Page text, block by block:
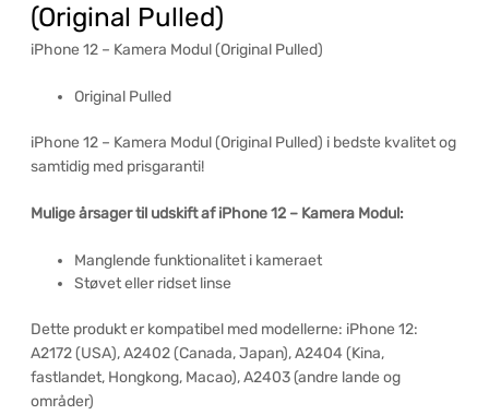
(Original Pulled)
iPhone 12 – Kamera Modul (Original Pulled)
Original Pulled
iPhone 12 – Kamera Modul (Original Pulled) i bedste kvalitet og
samtidig med prisgaranti!
Mulige årsager til udskift af iPhone 12 – Kamera Modul:
Manglende funktionalitet i kameraet
Støvet eller ridset linse
Dette produkt er kompatibel med modellerne: iPhone 12:
A2172 (USA), A2402 (Canada, Japan), A2404 (Kina,
fastlandet, Hongkong, Macao), A2403 (andre lande og
områder)